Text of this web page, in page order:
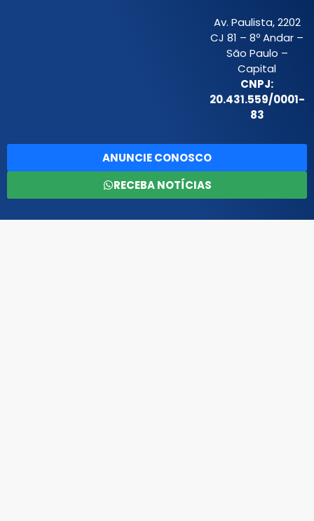
Av. Paulista, 2202
CJ 81 – 8º Andar –
São Paulo –
Capital
CNPJ:
20.431.559/0001-
83
ANUNCIE CONOSCO
RECEBA NOTÍCIAS